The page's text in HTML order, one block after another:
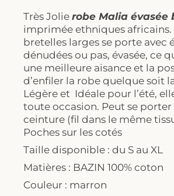
Très Jolie robe Malia évasée
imprimée ethniques africains.
bretelles larges se porte avec
dénudées ou pas, évasée, ce
une meilleure aisance et la
d’enfiler la robe quelque soit
Légère et Idéale pour l’été,
toute occasion. Peut se porter
ceinture (fil dans le même
Poches sur les cotés
Taille disponible : du S au XL
Matières : BAZIN 100% coton
Couleur : marron